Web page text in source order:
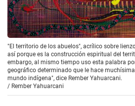
"El territorio de los abuelos", acrílico sobre
así porque es la construcción espiritual del
embargo, al mismo tiempo uso esta palabra
geográfico determinado que le hace
mundo indígena", dice Rember Yahuarcani.
/ Rember Yahuarcani